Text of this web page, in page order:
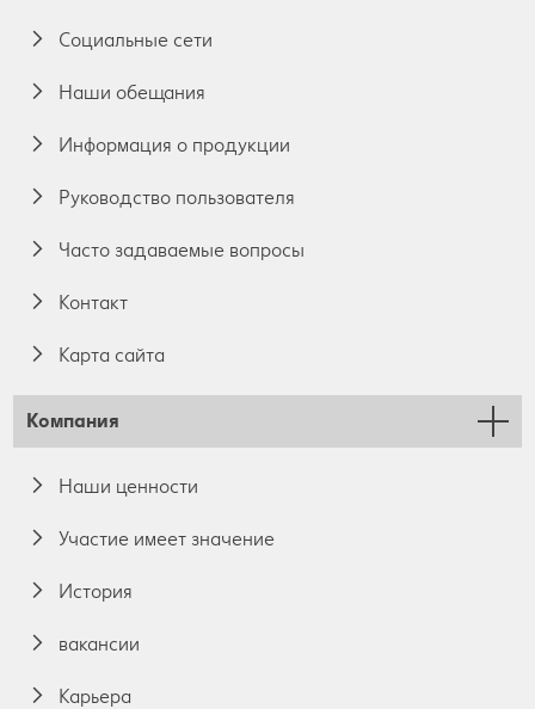
Социальные сети
Наши обещания
Информация о продукции
Руководство пользователя
Часто задаваемые вопросы
Контакт
Карта сайта
Компания
Наши ценности
Участие имеет значение
История
вакансии
Карьера